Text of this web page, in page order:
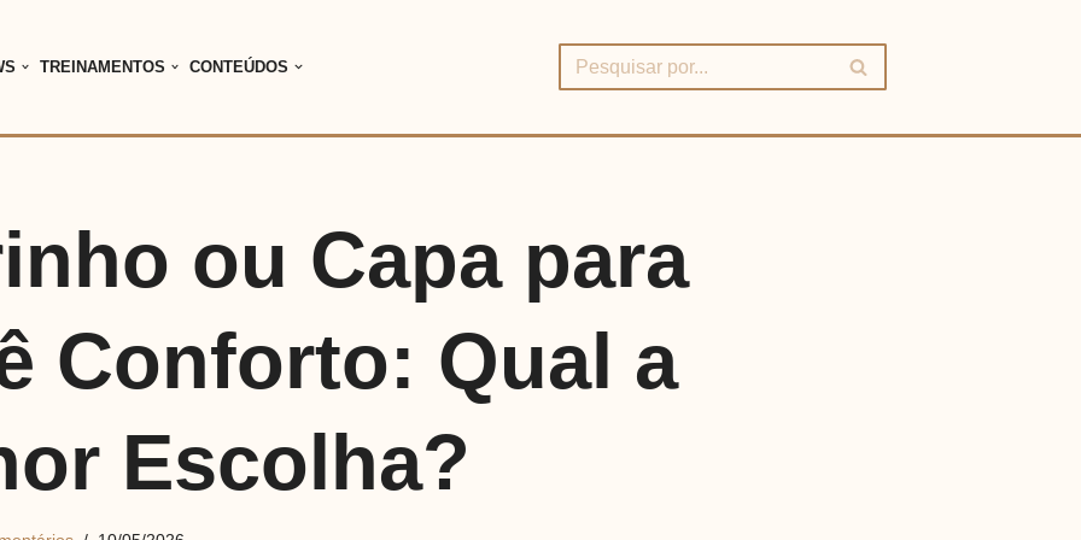
TREINAMENTOS CONTEÚDOS
ou Capa para
Conforto: Qual a
Escolha?